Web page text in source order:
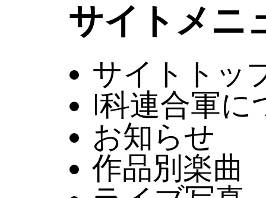
サイトメニ
サイトトッ
I科連合軍に
お知らせ
作品別楽曲